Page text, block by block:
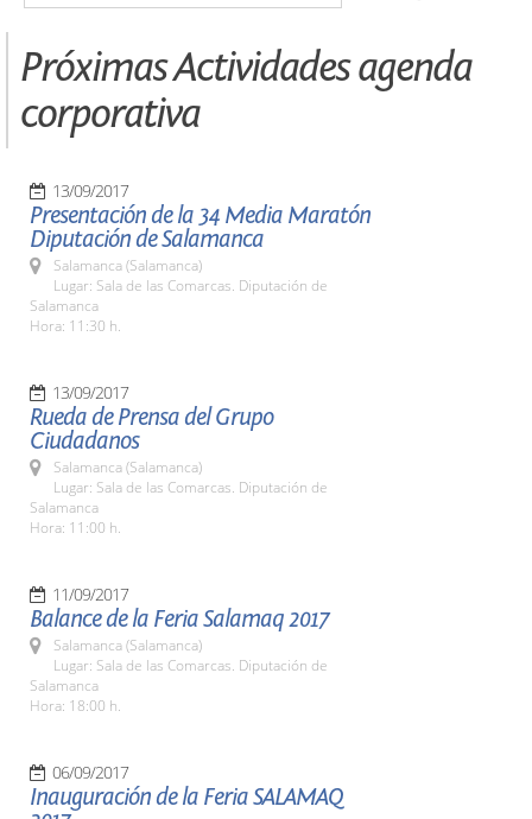
Próximas Actividades agenda
corporativa
13/09/2017
Presentación de la 34 Media Maratón
Diputación de Salamanca
Salamanca (Salamanca)
Lugar: Sala de las Comarcas. Diputación de
Salamanca
Hora: 11:30 h.
13/09/2017
Rueda de Prensa del Grupo
Ciudadanos
Salamanca (Salamanca)
Lugar: Sala de las Comarcas. Diputación de
Salamanca
Hora: 11:00 h.
11/09/2017
Balance de la Feria Salamaq 2017
Salamanca (Salamanca)
Lugar: Sala de las Comarcas. Diputación de
Salamanca
Hora: 18:00 h.
06/09/2017
Inauguración de la Feria SALAMAQ